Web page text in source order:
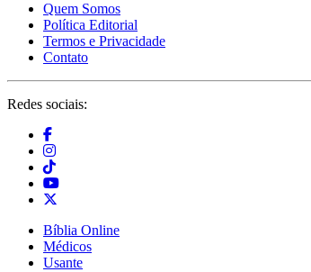
Quem Somos
Política Editorial
Termos e Privacidade
Contato
Redes sociais:
Bíblia Online
Médicos
Usante